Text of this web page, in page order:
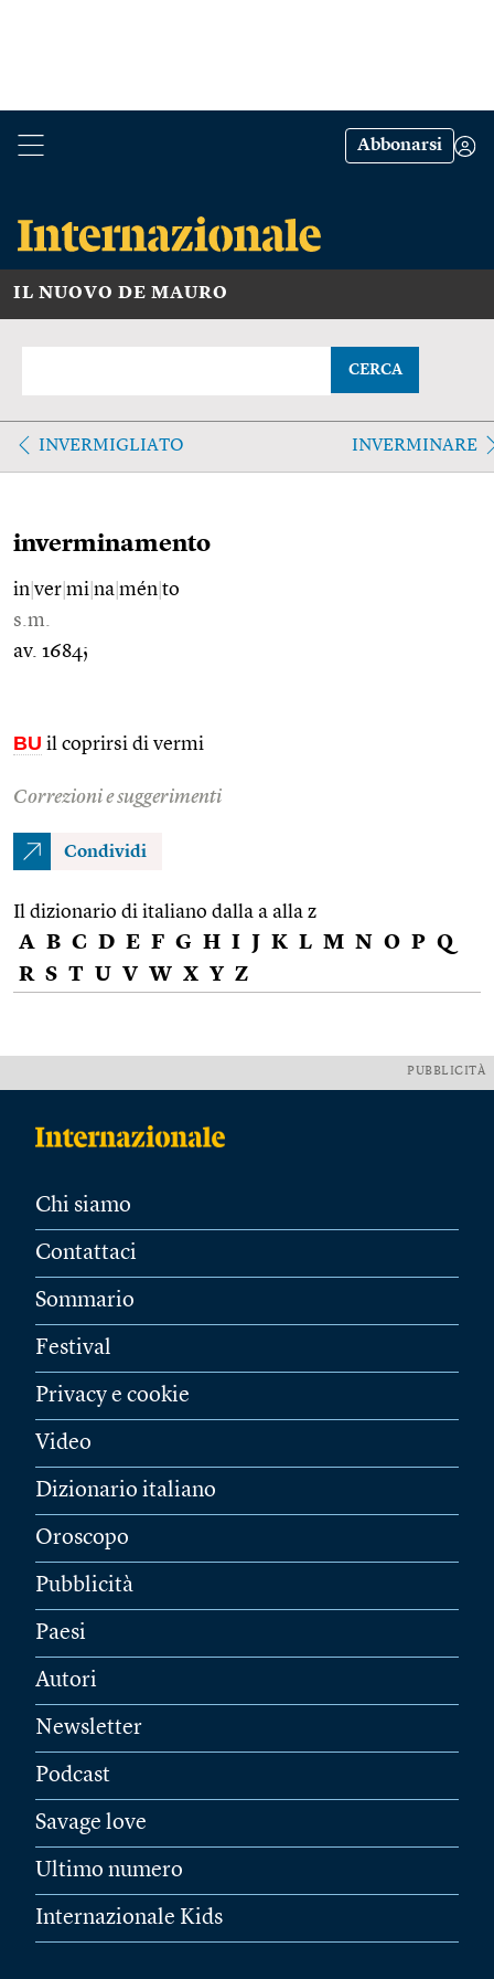
Abbonarsi
IL NUOVO DE MAURO
CERCA
INVERMIGLIATO INVERMINARE
inverminamento
in ver mi na mén to
s.m.
av. 1684;
BU il coprirsi di vermi
Correzioni e suggerimenti
Condividi
Il dizionario di italiano dalla a alla z
A B C D E F G H I J K L M N O P Q
R S T U V W X Y Z
PUBBLICITÀ
Chi siamo
Contattaci
Sommario
Festival
Privacy e cookie
Video
Dizionario italiano
Oroscopo
Pubblicità
Paesi
Autori
Newsletter
Podcast
Savage love
Ultimo numero
Internazionale Kids